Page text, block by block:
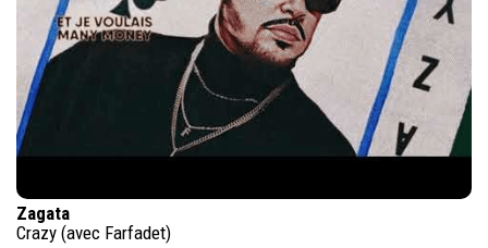
Zagata
Crazy (avec Farfadet)